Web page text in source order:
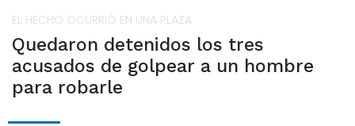
EL HECHO OCURRIÓ EN UNA PLAZA
Quedaron detenidos los tres
acusados de golpear a un hombre
para robarle